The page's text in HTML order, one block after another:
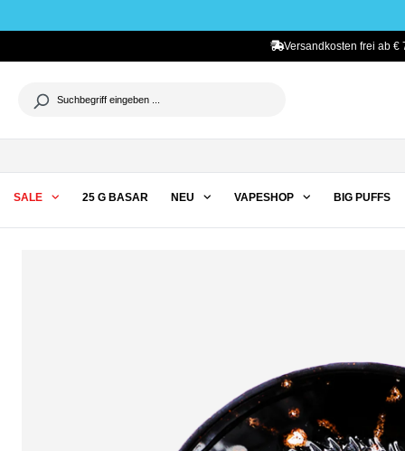
Versandkosten frei ab €
SALE 25 G BASAR NEU VAPESHOP BIG PUFFS